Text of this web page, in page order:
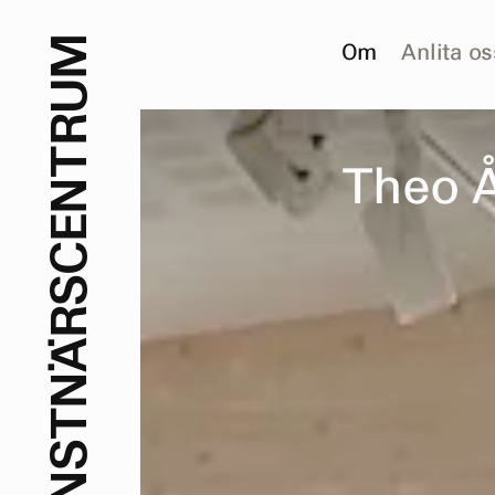
Om Anlita
S
T
N
Ä
R
S
C
E
N
T
R
U
M
Theo